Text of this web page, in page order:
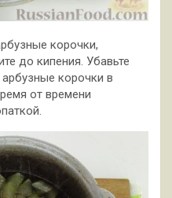
корочки,
до кипения. Убавьте
корочки в
от времени